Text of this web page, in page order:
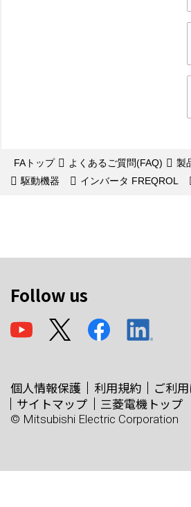
FAトップ よくあるご質問(FAQ)
製
駆動機器
インバータ FREQROL
Follow us
個人情報保護 利用規約
ご利
サイトマップ
三菱電機トップ
© Mitsubishi Electric Corporation